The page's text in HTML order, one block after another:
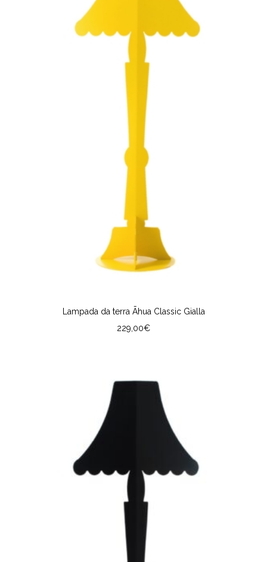
Lampada da terra Āhua Classic Gialla
229,00€